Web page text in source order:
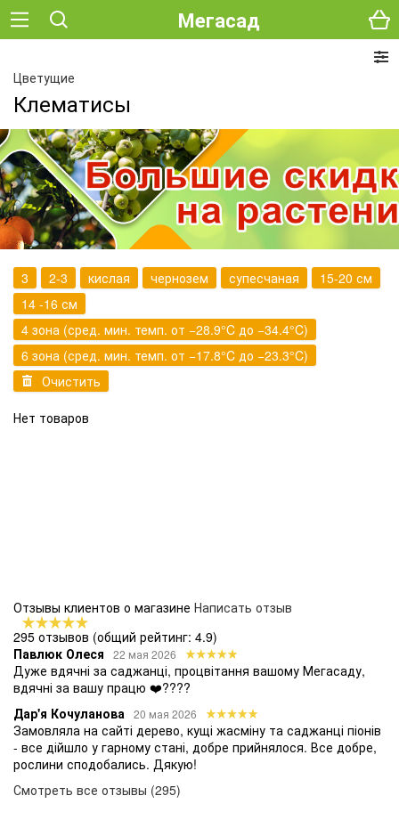
Мегасад
Цветущие
Клематисы
3 2-3 кислая чернозем супесчаная
15-20 см
14 -16 см
4 зона (сред. мин. темп. от −28.9°C до −34.4°C)
6 зона (сред. мин. темп. от −17.8°C до −23.3°C)
Очистить
Нет товаров
Отзывы клиентов о магазине Написать отзыв
295 отзывов (общий рейтинг: 4.9)
Павлюк Олеся
22 мая 2026
Дуже вдячні за саджанці, процвітання вашому Мегасаду,
вдячні за вашу працю ❤️????
Дар'я Кочуланова 20 мая 2026
Замовляла на сайті дерево, кущі жасміну та саджанці піонів
- все дійшло у гарному стані, добре прийнялося. Все добре,
рослини сподобались. Дякую!
Смотреть все отзывы (295)